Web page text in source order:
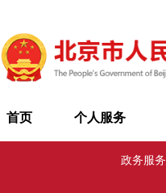
首页 个人服务
政务服务